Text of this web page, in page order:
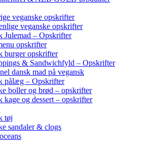
veganske opskrifter
veganske opskrifter
Julemad – Opskrifter
opskrifter
burger opskrifter
& Sandwichfyld – Opskrifter
dansk mad på vegansk
pålæg – Opskrifter
boller og brød – opskrifter
kage og dessert – opskrifter
tøj
sandaler & clogs